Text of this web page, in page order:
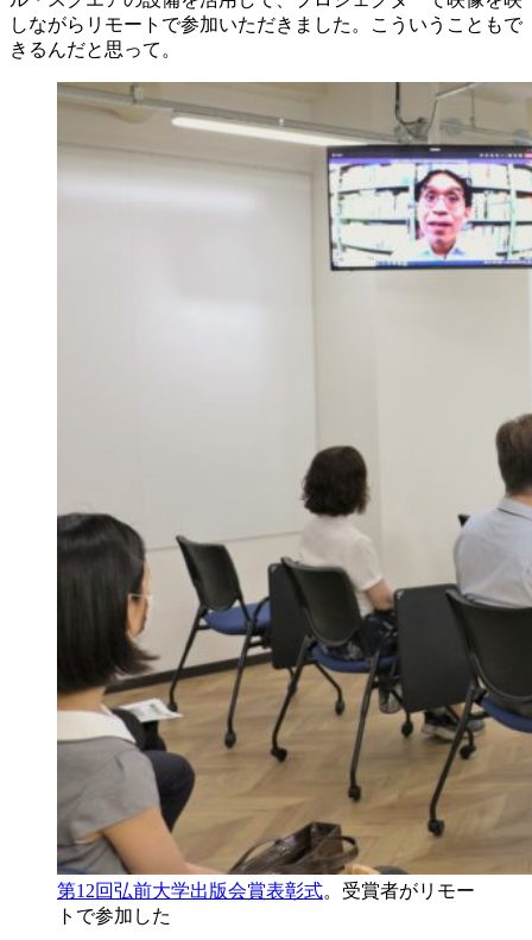
しながらリモートで参加いただきました。こういうこともで
きるんだと思って。
第12回弘前大学出版会賞表彰式。受賞者がリモー
トで参加した